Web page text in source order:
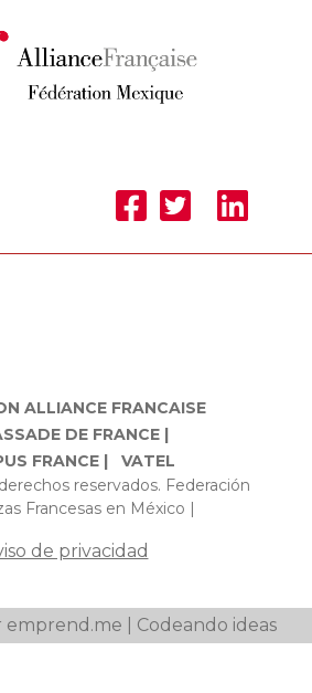
ALLIANCE FRANCAISE
DE FRANCE |
FRANCE |
VATEL
reservados. Federación
Francesas en México |
de privacidad
| Codeando ideas